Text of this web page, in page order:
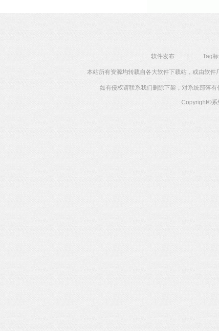
软件发布 Tag
本站所有资源均转载自各大软件下载站，或由软
如有侵权请联系我们删除下架，对系统部落
Copyright©系